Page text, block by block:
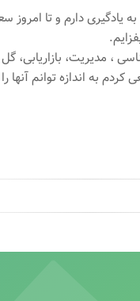
یادگیری دارم و تا امروز
، مدیریت، بازاریابی، گل
کردم به اندازه توانم آنها